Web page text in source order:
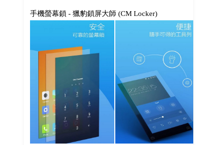
手機螢幕鎖 - 獵豹鎖屏大師 (CM Locker)